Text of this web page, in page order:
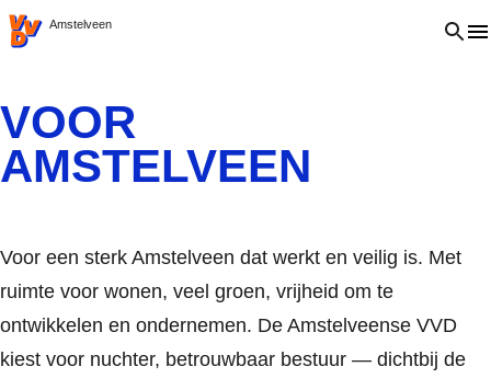
VVD.nlAmstelveen Open
VOOR
AMSTELVEEN
Voor een sterk Amstelveen dat werkt en veilig is. Met
ruimte voor wonen, veel groen, vrijheid om te
ontwikkelen en ondernemen. De Amstelveense VVD
kiest voor nuchter, betrouwbaar bestuur — dichtbij de